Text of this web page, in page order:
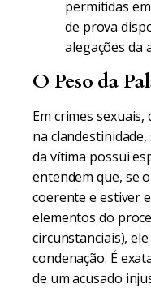
permitidas
de prova
alegações da
O Peso da
Em crimes
na
da vítima possui
entendem que, se
coerente e estiver
elementos do
circunstanciais),
condenação. É
de um acusado